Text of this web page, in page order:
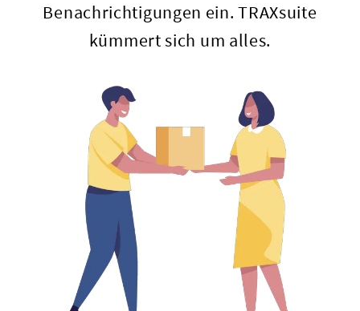
Benachrichtigungen ein. TRAXsuite
kümmert sich um alles.